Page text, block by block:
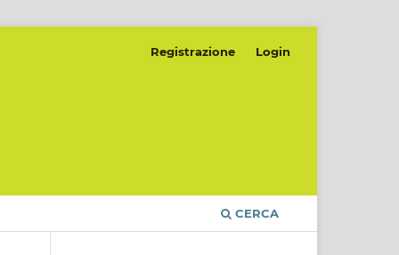
CERCA
Registrazione Login